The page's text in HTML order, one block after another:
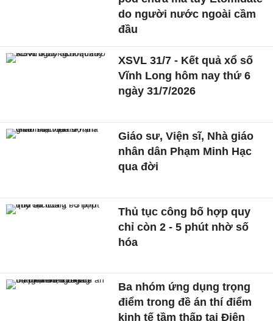
do người nước ngoài cầm
đầu
XSVL 31/7 - Kết quả xổ số
Vĩnh Long hôm nay thứ 6
ngày 31/7/2026
Giáo sư, Viện sĩ, Nhà giáo
nhân dân Phạm Minh Hạc
qua đời
Thủ tục công bố hợp quy
chỉ còn 2 - 5 phút nhờ số
hóa
Ba nhóm ứng dụng trọng
điểm trong đề án thí điểm
kinh tế tầm thấp tại Điện